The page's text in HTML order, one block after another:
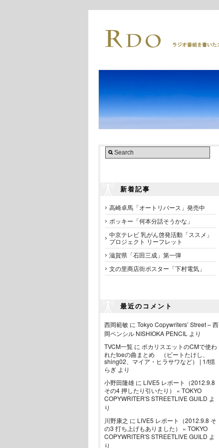
新着記事
高崎卓馬「オートリバース」発売中
ポッキー「何本分話そうかな」
中京テレビ 乳がん啓発活動「ススメ」
プロジェクト リーフレット
滋賀県「石田三成」第一弾
文の里商店街ポスター「下村電気」
最近のコメント
西岡範敏 に Tokyo Copywriters’ Street – 西
岡ペンシル NISHIOKA PENCIL より
TVCM一覧 に ポカリスエットのCMで使わ
れたtoeの曲まとめ （ビートたけし、
shing02、マイア・ヒラサワなど） | 1/f揺
らぎ より
小野田隆雄 に LIVE5 レポート（2012.9.8
その4 押したり引いたり） « TOKYO
COPYWRITER'S STREETLIVE GUILD よ
り
川野康之 に LIVE5 レポート（2012.9.8 そ
の3 打ち上げもありました） « TOKYO
COPYWRITER'S STREETLIVE GUILD よ
り